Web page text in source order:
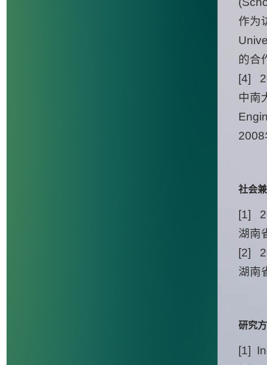
作为
的合
[4]
中南
2008
社会
[1]
湖南
[2]
湖南
研究
[1]